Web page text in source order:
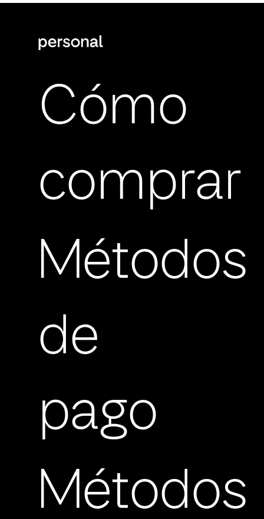
Cómo
comprar
Métodos
de
pago
Métodos